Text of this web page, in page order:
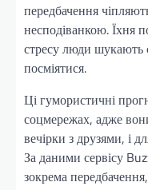
передбачення
несподіванкою. Їхня
стресу люди шукають
посміятися.
Ці гумористичні
соцмережах, адже
вечірки з друзями, і
За даними сервісу
зокрема